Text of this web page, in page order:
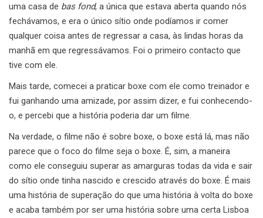
uma casa de bas fond, a única que estava aberta quando nós
fechávamos, e era o único sítio onde podíamos ir comer
qualquer coisa antes de regressar a casa, às lindas horas da
manhã em que regressávamos. Foi o primeiro contacto que
tive com ele.
Mais tarde, comecei a praticar boxe com ele como treinador e
fui ganhando uma amizade, por assim dizer, e fui conhecendo-
o, e percebi que a história poderia dar um filme.
Na verdade, o filme não é sobre boxe, o boxe está lá, mas não
parece que o foco do filme seja o boxe. É, sim, a maneira
como ele conseguiu superar as amarguras todas da vida e sair
do sítio onde tinha nascido e crescido através do boxe. É mais
uma história de superação do que uma história à volta do boxe
e acaba também por ser uma história sobre uma certa Lisboa